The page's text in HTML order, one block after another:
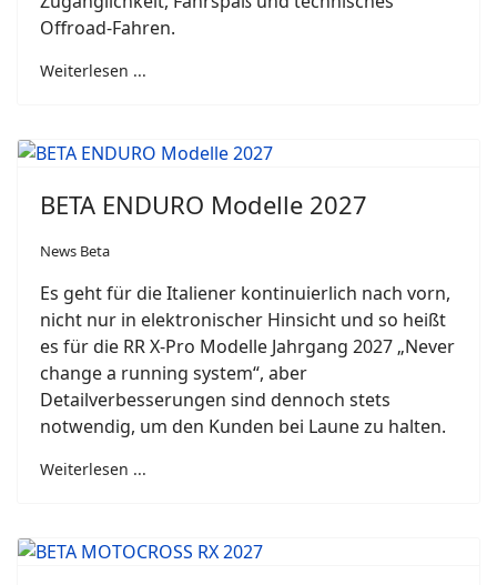
Offroad-Fahren.
Weiterlesen ...
BETA ENDURO Modelle 2027
News Beta
Es geht für die Italiener kontinuierlich nach vorn,
nicht nur in elektronischer Hinsicht und so heißt
es für die RR X-Pro Modelle Jahrgang 2027 „Never
change a running system“, aber
Detailverbesserungen sind dennoch stets
notwendig, um den Kunden bei Laune zu halten.
Weiterlesen ...